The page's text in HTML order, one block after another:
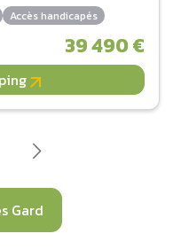
Accès handicapés
39 490 €
Gard